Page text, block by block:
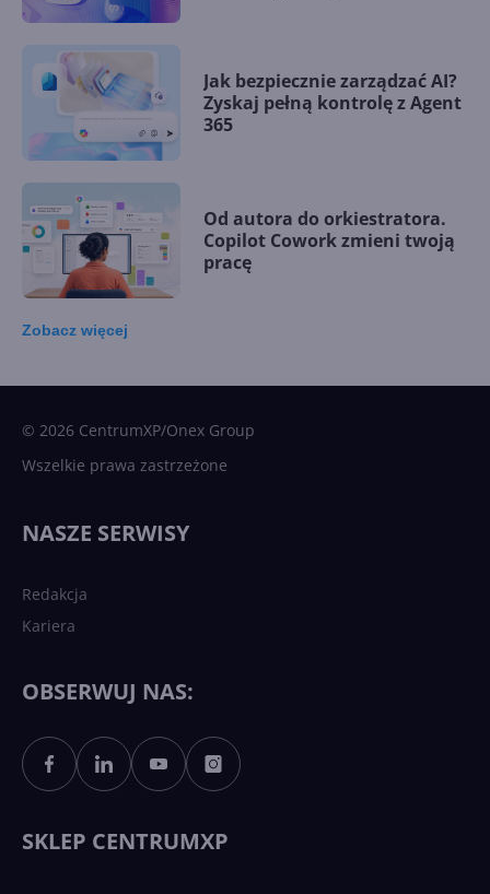
Jak bezpiecznie zarządzać AI?
Zyskaj pełną kontrolę z Agent
365
Od autora do orkiestratora.
Copilot Cowork zmieni twoją
pracę
Sztuczna inteligencja po
polsku. Dość barier
Zobacz więcej
© 2026 CentrumXP/Onex Group
Wszelkie prawa zastrzeżone
NASZE SERWISY
Redakcja
Kariera
OBSERWUJ NAS:
SKLEP CENTRUMXP